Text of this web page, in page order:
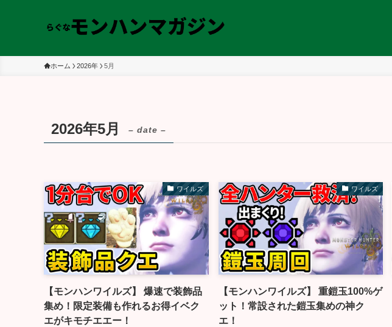
ホーム 2026年 5月
2026年5月 – date –
ワイルズ
【モンハンワイルズ】 爆速で装飾品
集め！限定装備も作れるお得イベク
エがキモチエエー！
ワイルズ
【モンハンワイルズ】 重鎧玉100%ゲ
ット！常設された鎧玉集めの神ク
エ！